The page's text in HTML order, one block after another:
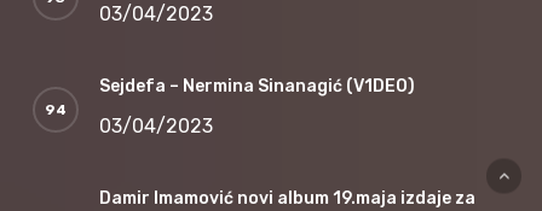
03/04/2023
Sejdefa – Nermina Sinanagić (V1DEO)
03/04/2023
Damir Imamović novi album 19.maja izdaje za